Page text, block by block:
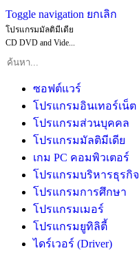
Toggle navigation ยกเลิก
โปรแกรมมัลติมีเดีย
CD DVD and Vide...
ซอฟต์แวร์
โปรแกรมอินเทอร์เน็ต
โปรแกรมส่วนบุคคล
โปรแกรมมัลติมีเดีย
เกม PC คอมพิวเตอร์
โปรแกรมบริหารธุรกิจ
โปรแกรมการศึกษา
โปรแกรมเมอร์
โปรแกรมยูทิลิตี้
ไดร์เวอร์ (Driver)